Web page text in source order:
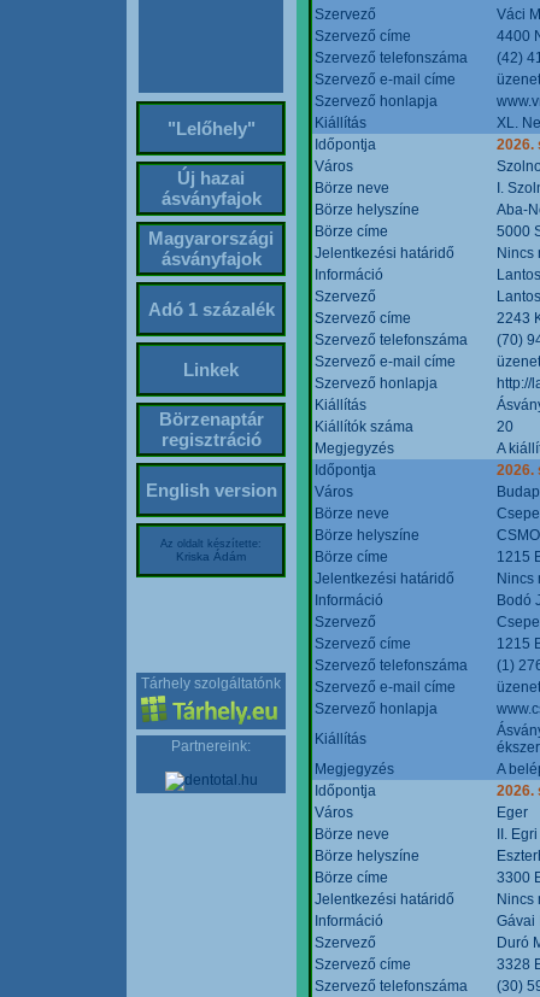
"Lelőhely"
Új hazai
ásványfajok
Magyarországi
ásványfajok
Adó 1 százalék
Linkek
Börzenaptár
regisztráció
English version
Az oldalt készítette:
Kriska Ádám
Tárhely szolgáltatónk
Partnereink:
Szervező
Váci
Szervező címe
4400
Szervező telefonszáma
(42)
Szervező e-mail címe
Szervező honlapja
Kiállítás
XL.
Időpontja
2026.
Város
Börze neve
I.
Börze helyszíne
Aba-
Börze címe
5000
Jelentkezési határidő
Nincs
Információ
Szervező
Szervező címe
2243
Szervező telefonszáma
(70)
Szervező e-mail címe
Szervező honlapja
http://
Kiállítás
Kiállítók száma
20
Megjegyzés
A
Időpontja
2026.
Város
Börze neve
Börze helyszíne
Börze címe
1215
Jelentkezési határidő
Nincs
Információ
Bodó
Szervező
Szervező címe
1215
Szervező telefonszáma
(1)
Szervező e-mail címe
Szervező honlapja
Kiállítás
Megjegyzés
A
Időpontja
2026.
Város
Eger
Börze neve
II.
Börze helyszíne
Börze címe
3300
Jelentkezési határidő
Nincs
Információ
Gávai
Szervező
Duró
Szervező címe
3328
Szervező telefonszáma
(30)